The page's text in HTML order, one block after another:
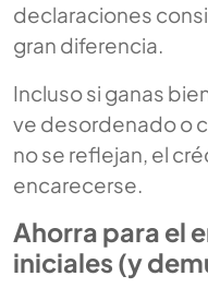
declaraciones
gran diferencia.
Incluso si ganas
ve desordenado o
no se reflejan, el
encarecerse.
Ahorra para el
iniciales (y